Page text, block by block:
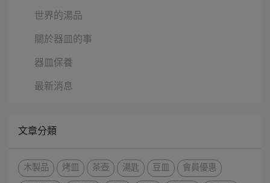
世界的湯品
關於器皿的事
器皿保養
最新消息
文章分類
木製品 烤皿 茶壺 湯匙 豆皿
會員優惠